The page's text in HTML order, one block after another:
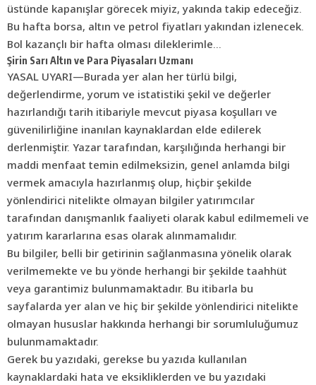
üstünde kapanışlar görecek miyiz, yakında takip edeceğiz.
Bu hafta borsa, altın ve petrol fiyatları yakından izlenecek.
Bol kazançlı bir hafta olması dileklerimle…
Şirin Sarı Altın ve Para Piyasaları Uzmanı
YASAL UYARI—Burada yer alan her türlü bilgi,
değerlendirme, yorum ve istatistiki şekil ve değerler
hazırlandığı tarih itibariyle mevcut piyasa koşulları ve
güvenilirliğine inanılan kaynaklardan elde edilerek
derlenmiştir. Yazar tarafından, karşılığında herhangi bir
maddi menfaat temin edilmeksizin, genel anlamda bilgi
vermek amacıyla hazırlanmış olup, hiçbir şekilde
yönlendirici nitelikte olmayan bilgiler yatırımcılar
tarafından danışmanlık faaliyeti olarak kabul edilmemeli ve
yatırım kararlarına esas olarak alınmamalıdır.
Bu bilgiler, belli bir getirinin sağlanmasına yönelik olarak
verilmemekte ve bu yönde herhangi bir şekilde taahhüt
veya garantimiz bulunmamaktadır. Bu itibarla bu
sayfalarda yer alan ve hiç bir şekilde yönlendirici nitelikte
olmayan hususlar hakkında herhangi bir sorumluluğumuz
bulunmamaktadır.
Gerek bu yazıdaki, gerekse bu yazıda kullanılan
kaynaklardaki hata ve eksikliklerden ve bu yazıdaki